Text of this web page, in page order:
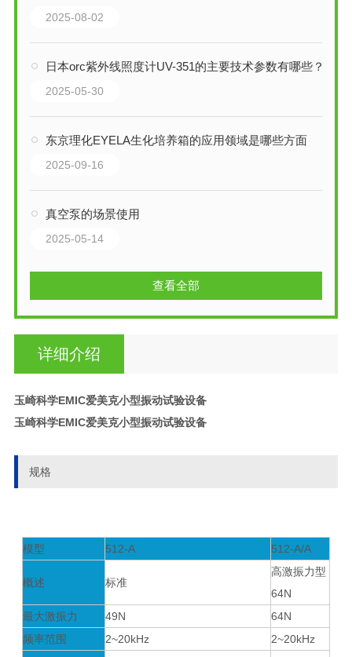
2025-08-02
日本orc紫外线照度计UV-351的主要技术参数有哪些？
2025-05-30
东京理化EYELA生化培养箱的应用领域是哪些方面
2025-09-16
真空泵的场景使用
2025-05-14
查看全部
详细介绍
玉崎科学EMIC爱美克小型振动试验设备
玉崎科学EMIC爱美克小型振动试验设备
规格
模型 512-A 512-A/A
概述 标准
高激振力型
64N
最大激振力
49N
64N
频率范围
2~20kHz 2~20kHz